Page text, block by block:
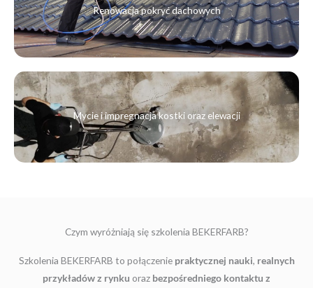
Renowacja pokryć dachowych
Mycie i impregnacja kostki oraz elewacji
Czym wyróżniają się szkolenia BEKERFARB?
Szkolenia BEKERFARB to połączenie praktycznej nauki, realnych
przykładów z rynku oraz bezpośredniego kontaktu z